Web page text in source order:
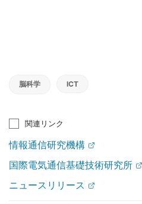
脳科学 ICT
関連リンク
情報通信研究機構
国際電気通信基礎技術研究所
ニュースリリース